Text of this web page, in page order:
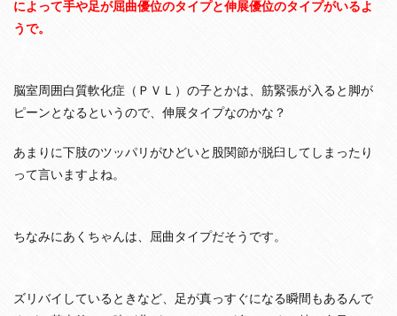
！
ち
ょ
ず
で
毎
や
4
リ
によって手や足が屈曲優位のタイプと伸展優位のタイプがいるよ
うで。
脳室周囲白質軟化症（ＰＶＬ）の子とかは、筋緊張が入ると脚が
ピーンとなるというので、伸展タイプなのかな？
あまりに下肢のツッパリがひどいと股関節が脱臼してしまったり
って言いますよね。
ちなみにあくちゃんは、屈曲タイプだそうです。
ズリバイしているときなど、足が真っすぐになる瞬間もあるんで